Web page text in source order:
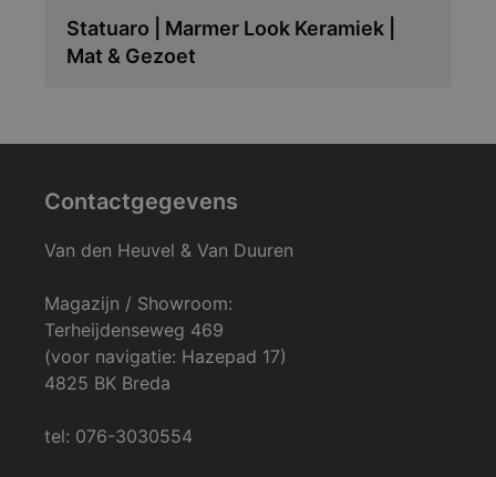
Statuaro | Marmer Look Keramiek |
Mat & Gezoet
Contactgegevens
Van den Heuvel & Van Duuren
Magazijn / Showroom:
Terheijdenseweg 469
(voor navigatie: Hazepad 17)
4825 BK Breda
tel: 076-3030554